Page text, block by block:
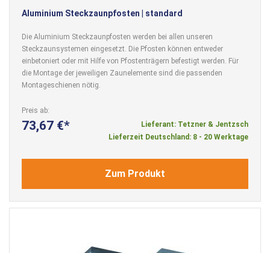
Aluminium Steckzaunpfosten | standard
Die Aluminium Steckzaunpfosten werden bei allen unseren
Steckzaunsystemen eingesetzt. Die Pfosten können entweder
einbetoniert oder mit Hilfe von Pfostenträgern befestigt werden. Für
die Montage der jeweiligen Zaunelemente sind die passenden
Montageschienen nötig.
Preis ab
73,67 €
Lieferant: Tetzner & Jentzsch
Lieferzeit Deutschland: 8 - 20 Werktage
Zum Produkt